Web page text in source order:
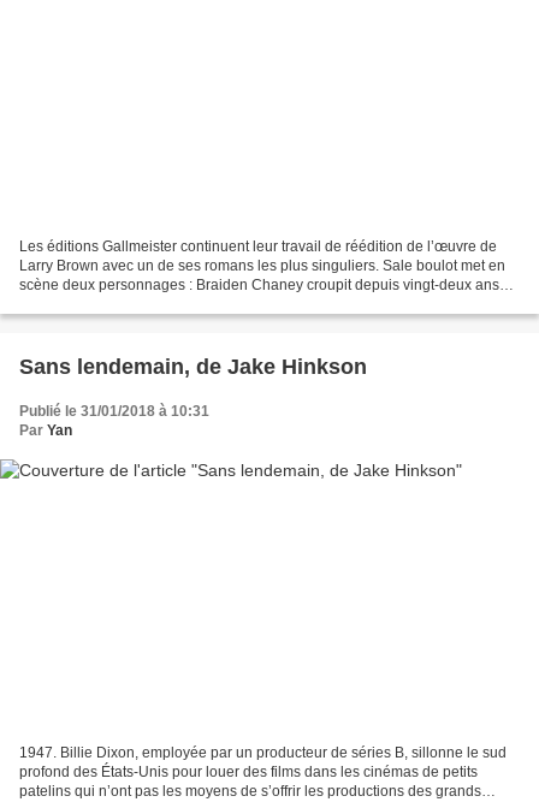
Les éditions Gallmeister continuent leur travail de réédition de l’œuvre de
Larry Brown avec un de ses romans les plus singuliers. Sale boulot met en
scène deux personnages : Braiden Chaney croupit depuis vingt-deux ans
Sans lendemain, de Jake Hinkson
Publié le 31/01/2018 à 10:31
Par Yan
1947. Billie Dixon, employée par un producteur de séries B, sillonne le sud
profond des États-Unis pour louer des films dans les cinémas de petits
patelins qui n’ont pas les moyens de s’offrir les productions des grands